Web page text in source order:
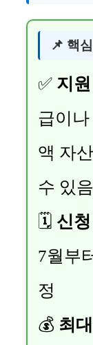
📌 핵
✅ 지
급이나
액 자
수 있음
🗓 신
7월부
정
💰 최